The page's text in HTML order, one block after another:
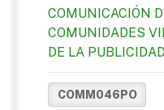
COMUNICACIÓN
COMUNIDADES
DE LA PUBLICIDAD
COMM046PO